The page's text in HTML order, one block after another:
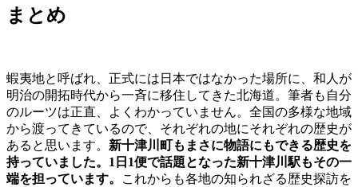
まとめ
蝦夷地と呼ばれ、正式には日本ではなかった場所に、和人が
明治の開拓時代から一斉に移住してきた北海道。筆者も自分
のルーツは正直、よくわかっていません。全国の多様な地域
から渡ってきているので、それぞれの地にそれぞれの歴史が
あると思います。 新十津川町もまさに物語にもできる歴史を
持っていました。1日1便で話題となった新十津川駅もその一
端を担っています。
これからも各地の知られざる歴史探訪を